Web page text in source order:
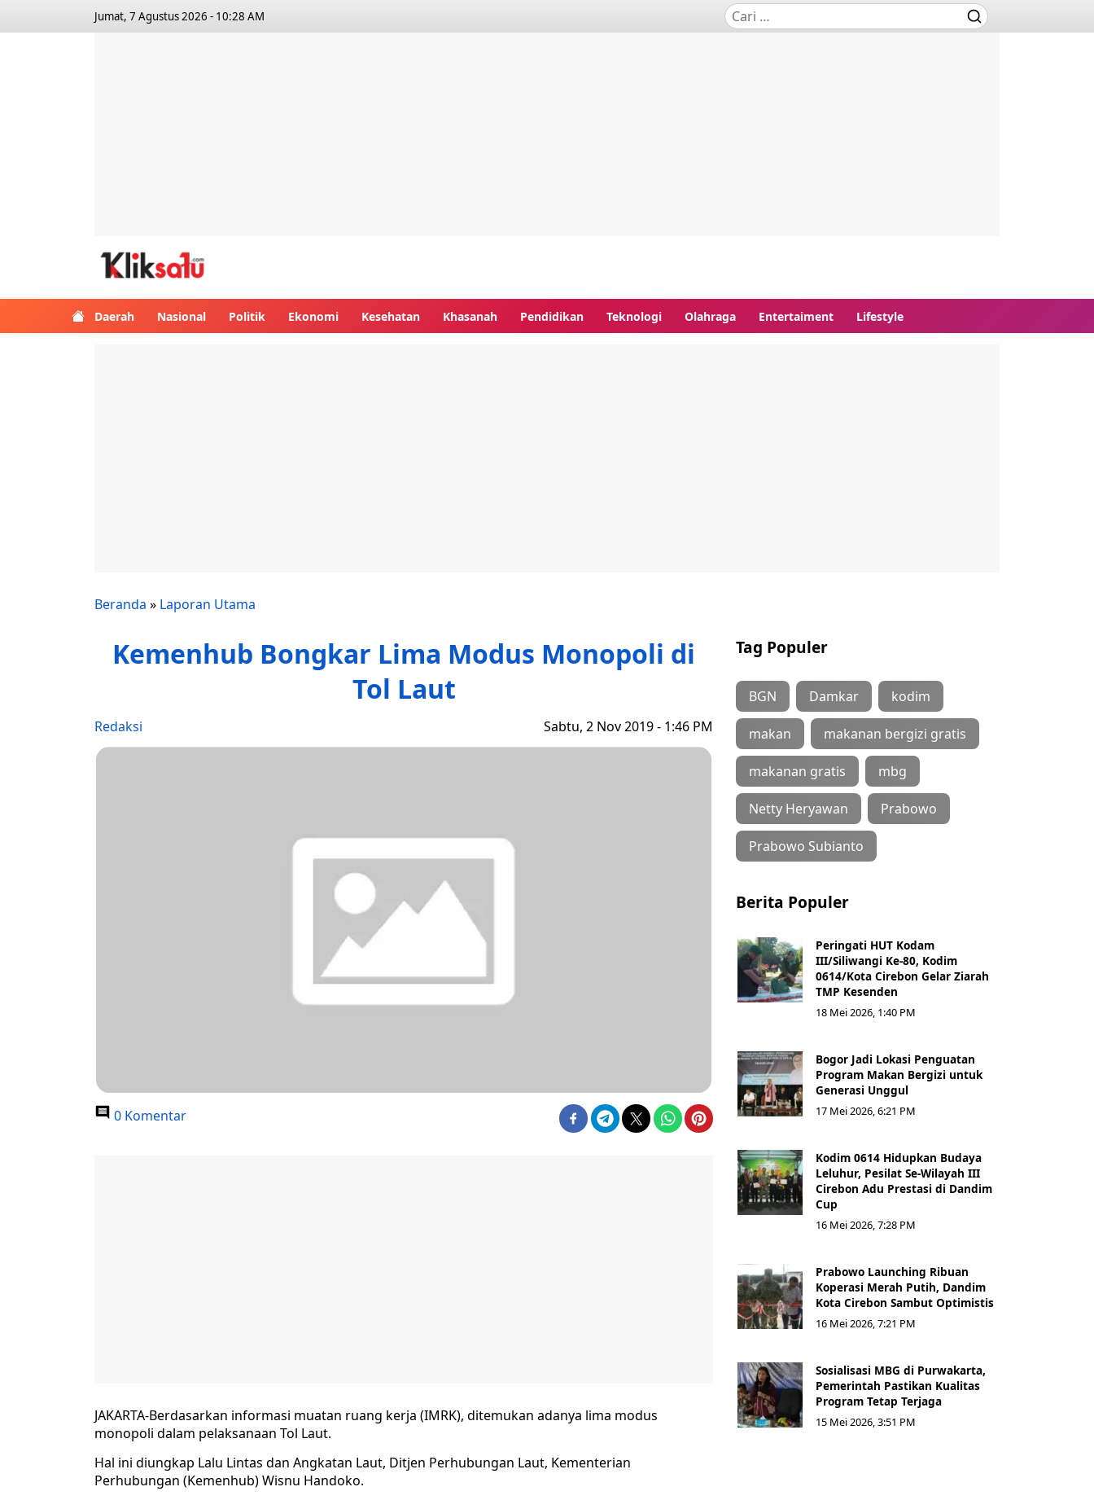
Jumat, 7 Agustus 2026 - 10:28 AM
Daerah Nasional Politik Ekonomi Kesehatan Khasanah Pendidikan Teknologi Olahraga Entertaiment Lifestyle
Beranda » Laporan Utama
Kemenhub Bongkar Lima Modus Monopoli di
Tol Laut
Redaksi Sabtu, 2 Nov 2019 - 1:46 PM
0 Komentar
JAKARTA-Berdasarkan informasi muatan ruang kerja (IMRK), ditemukan adanya lima modus
monopoli dalam pelaksanaan Tol Laut.
Hal ini diungkap Lalu Lintas dan Angkatan Laut, Ditjen Perhubungan Laut, Kementerian
Perhubungan (Kemenhub) Wisnu Handoko.
Tag Populer
BGN Damkar kodim
makan makanan bergizi gratis
makanan gratis mbg
Netty Heryawan Prabowo
Prabowo Subianto
Berita Populer
Peringati HUT Kodam
III/Siliwangi Ke-80, Kodim
0614/Kota Cirebon Gelar Ziarah
TMP Kesenden
18 Mei 2026, 1:40 PM
Bogor Jadi Lokasi Penguatan
Program Makan Bergizi untuk
Generasi Unggul
17 Mei 2026, 6:21 PM
Kodim 0614 Hidupkan Budaya
Leluhur, Pesilat Se-Wilayah III
Cirebon Adu Prestasi di Dandim
Cup
16 Mei 2026, 7:28 PM
Prabowo Launching Ribuan
Koperasi Merah Putih, Dandim
Kota Cirebon Sambut Optimistis
16 Mei 2026, 7:21 PM
Sosialisasi MBG di Purwakarta,
Pemerintah Pastikan Kualitas
Program Tetap Terjaga
15 Mei 2026, 3:51 PM